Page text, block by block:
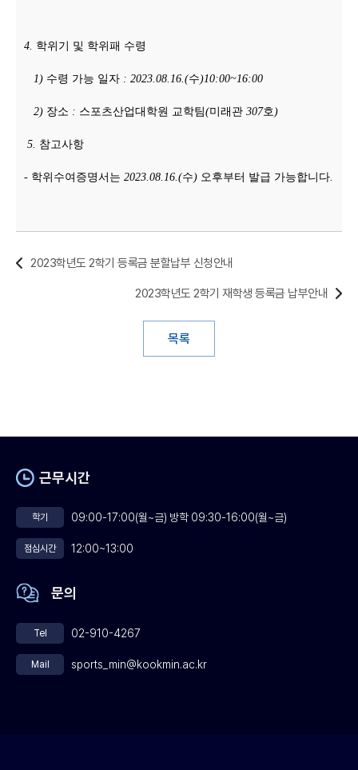
4. 학위기 및 학위패 수령
1) 수령 가능 일자 : 2023.08.16.(수)10:00~16:00
2) 장소 : 스포츠산업대학원 교학팀(미래관 307호)
5. 참고사항
- 학위수여증명서는 2023.08.16.(수) 오후부터 발급 가능합니다.
2023학년도 2학기 등록금 분할납부 신청안내
목록
2023학년도 2학기 재학생 등록금 납부안내
근무시간
학기 09:00-17:00(월~금) 방학 09:30-16:00(월~금)
점심시간 12:00~13:00
문의
Tel 02-910-4267
Mail sports_min@kookmin.ac.kr